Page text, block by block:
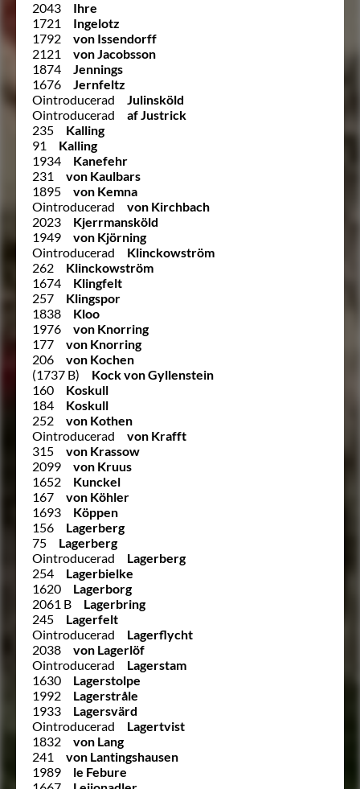
2043
Ihre
1721
Ingelotz
1792
von Issendorff
2121
von Jacobsson
1874
Jennings
1676
Jernfeltz
Ointroducerad
Julinsköld
Ointroducerad
af Justrick
235
Kalling
91
Kalling
1934
Kanefehr
231
von Kaulbars
1895
von Kemna
Ointroducerad
von Kirchbach
2023
Kjerrmansköld
1949
von Kjörning
Ointroducerad
Klinckowström
262
Klinckowström
1674
Klingfelt
257
Klingspor
1838
Kloo
1976
von Knorring
177
von Knorring
206
von Kochen
(1737 B)
Kock von Gyllenstein
160
Koskull
184
Koskull
252
von Kothen
Ointroducerad
von Krafft
315
von Krassow
2099
von Kruus
1652
Kunckel
167
von Köhler
1693
Köppen
156
Lagerberg
75
Lagerberg
Ointroducerad
Lagerberg
254
Lagerbielke
1620
Lagerborg
2061 B
Lagerbring
245
Lagerfelt
Ointroducerad
Lagerflycht
2038
von Lagerlöf
Ointroducerad
Lagerstam
1630
Lagerstolpe
1992
Lagerstråle
1933
Lagersvärd
Ointroducerad
Lagertvist
1832
von Lang
241
von Lantingshausen
1989
le Febure